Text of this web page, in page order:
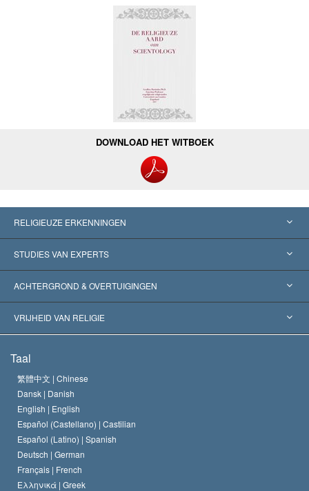
DOWNLOAD HET WITBOEK
RELIGIEUZE ERKENNINGEN
Verenigde Staten
Wereldwijde Erkenningen
Historische Beslissingen
STUDIES VAN EXPERTS
Expertises per Categorie
’s Werelds Meest Vooraanstaande Experts
ACHTERGROND & OVERTUIGINGEN
L. Ron Hubbard
Het Credo van de Scientology Kerk
De Code van een Scientoloog
David Miscavige
VRIJHEID VAN RELIGIE
Internationale Mensenrechten Standaards
Verklaring over Religie
Taal
繁體中文 | Chinese
Dansk | Danish
English | English
Español (Castellano) | Castilian
Español (Latino) | Spanish
Deutsch | German
Français | French
Ελληνικά | Greek